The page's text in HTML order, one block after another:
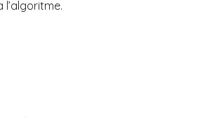
l’algoritme.